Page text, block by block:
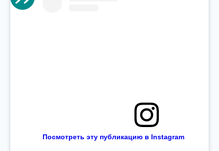
Посмотреть эту публикацию в Instagram